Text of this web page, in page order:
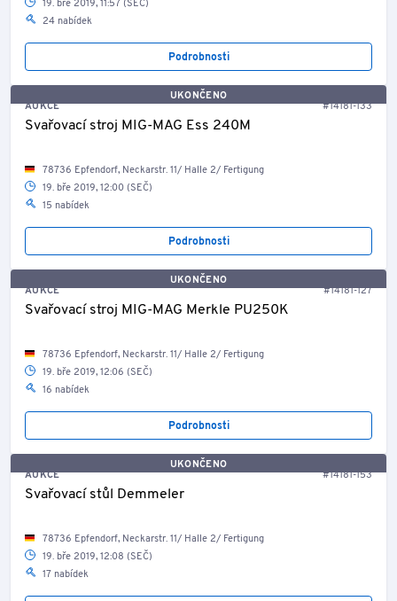
19. bře 2019, 11:57 (SEČ)
24 nabídek
Podrobnosti
UKONČENO
AUKCE
#14181-133
Svařovací stroj MIG-MAG Ess 240M
78736 Epfendorf, Neckarstr. 11/ Halle 2/ Fertigung
19. bře 2019, 12:00 (SEČ)
15 nabídek
Podrobnosti
UKONČENO
AUKCE
#14181-127
Svařovací stroj MIG-MAG Merkle PU250K
78736 Epfendorf, Neckarstr. 11/ Halle 2/ Fertigung
19. bře 2019, 12:06 (SEČ)
16 nabídek
Podrobnosti
UKONČENO
AUKCE
#14181-153
Svařovací stůl Demmeler
78736 Epfendorf, Neckarstr. 11/ Halle 2/ Fertigung
19. bře 2019, 12:08 (SEČ)
17 nabídek